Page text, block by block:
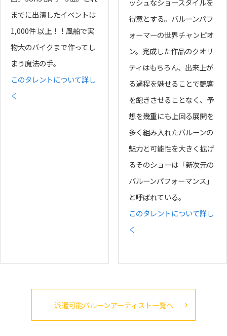
までに出演したイベントは
1,000件 以上！！風船で実
物大のバイクまで作ってし
まう魔法の手。
このタレントについて詳し
く
ッシュなショースタイルを
得意とする。バルーンパフ
ォーマーの世界チャンピオ
ン。完成した作品のクオリ
ティはもちろん、出来上が
る過程を魅せることで観客
を飽きさせることなく、予
想を幾重にも上回る展開を
多く組み入れたバルーンの
魅力と可能性を大きく拡げ
るそのショーは「新次元の
バルーンパフォーマンス」
と呼ばれている。
このタレントについて詳し
く
派遣可能バルーンアーティスト一覧へ